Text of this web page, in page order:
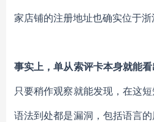
家店铺的注册地址也确实位于浙
事实上，单从索评卡本身就能
只要稍作观察就能发现，在这
语法到处都是漏洞，包括语言